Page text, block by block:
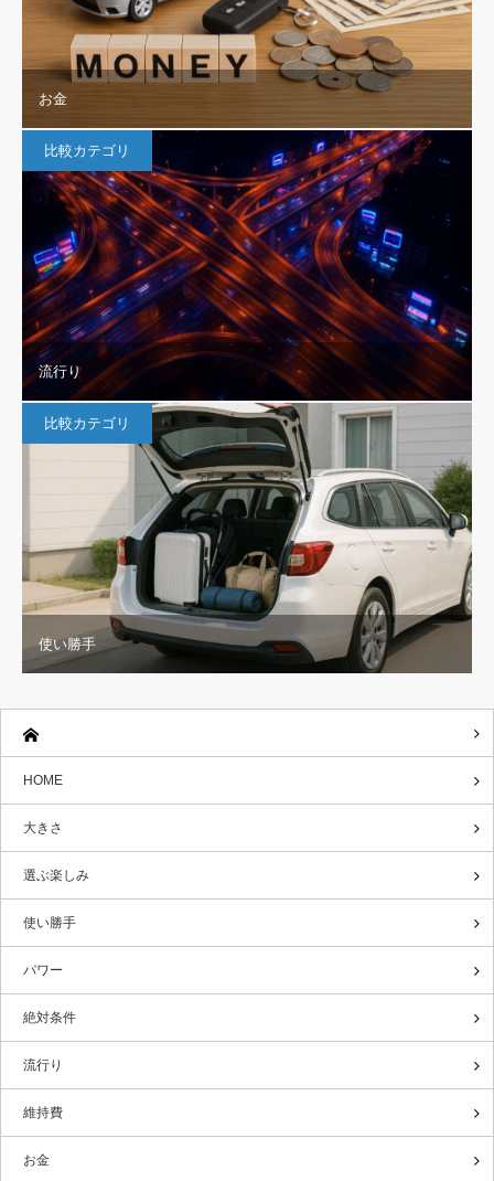
お金
比較カテゴリ
流行り
比較カテゴリ
使い勝手
HOME
大きさ
選ぶ楽しみ
使い勝手
パワー
絶対条件
流行り
維持費
お金